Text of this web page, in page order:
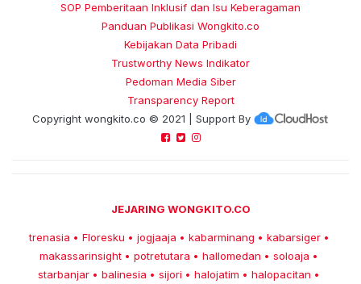
SOP Pemberitaan Inklusif dan Isu Keberagaman
Panduan Publikasi Wongkito.co
Kebijakan Data Pribadi
Trustworthy News Indikator
Pedoman Media Siber
Transparency Report
Copyright wongkito.co © 2021 | Support By
JEJARING WONGKITO.CO
trenasia • Floresku • jogjaaja • kabarminang • kabarsiger •
makassarinsight • potretutara • hallomedan • soloaja •
starbanjar • balinesia • sijori • halojatim • halopacitan •